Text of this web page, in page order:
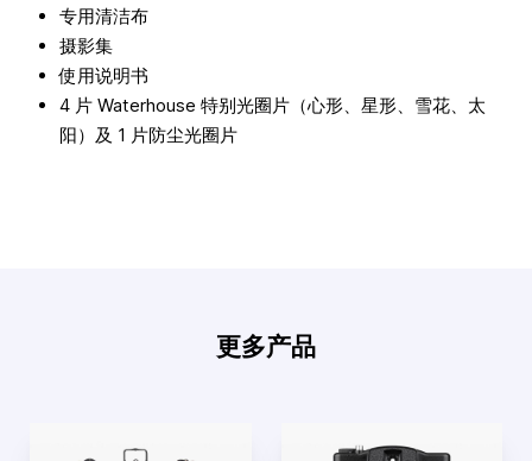
专用清洁布
摄影集
使用说明书
4 片 Waterhouse 特别光圈片（心形、星形、雪花、太
阳）及 1 片防尘光圈片
更多产品